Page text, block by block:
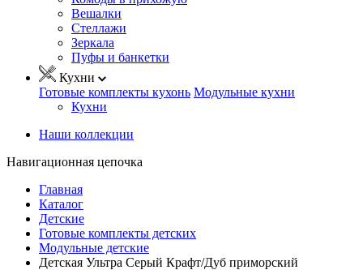
Вешалки
Стеллажи
Зеркала
Пуфы и банкетки
Кухни
Готовые комплекты кухонь Модульные кухни
Кухни
Наши коллекции
Навигационная цепочка
Главная
Каталог
Детские
Готовые комплекты детских
Модульные детские
Детская Ультра Серый Крафт/Дуб приморский